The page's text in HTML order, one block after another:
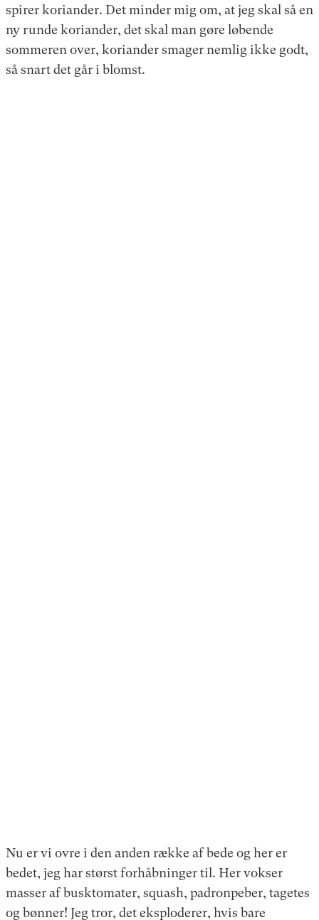
spirer koriander. Det minder mig om, at jeg skal så en
ny runde koriander, det skal man gøre løbende
sommeren over, koriander smager nemlig ikke godt,
så snart det går i blomst.
Nu er vi ovre i den anden række af bede og her er
bedet, jeg har størst forhåbninger til. Her vokser
masser af busktomater, squash, padronpeber, tagetes
og bønner! Jeg tror, det eksploderer, hvis bare